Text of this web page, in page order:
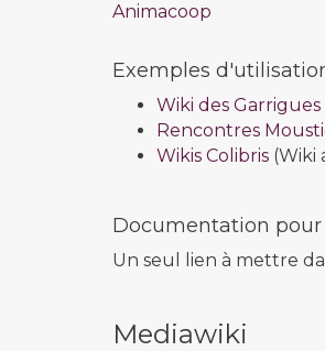
Animacoop
Exemples
Wiki des Garrigues
Rencontres
Wikis Colibris (Wiki
Documentation pour
Un seul lien à mettre
Mediawiki